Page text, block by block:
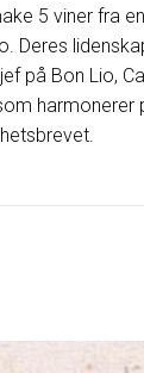
5 viner fra
Deres
på Bon Lio,
harmonerer